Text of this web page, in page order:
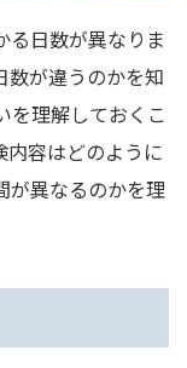
る日数が異なりま
数が違うのかを知
を理解しておくこ
内容はどのように
が異なるのかを理